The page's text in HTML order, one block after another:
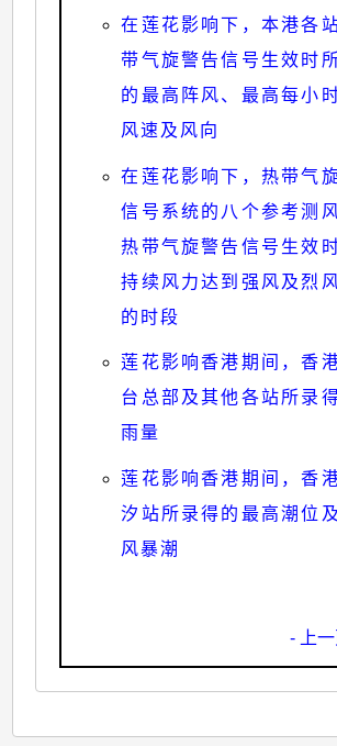
在莲花影响下，本港各
带气旋警告信号生效时
的最高阵风、最高每小
风速及风向
在莲花影响下，热带气
信号系统的八个参考测
热带气旋警告信号生效
持续风力达到强风及烈
的时段
莲花影响香港期间，香
台总部及其他各站所录
雨量
莲花影响香港期间，香
汐站所录得的最高潮位
风暴潮
- 上